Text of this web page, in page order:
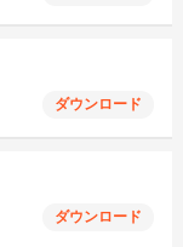
ダウンロード
ダウンロード